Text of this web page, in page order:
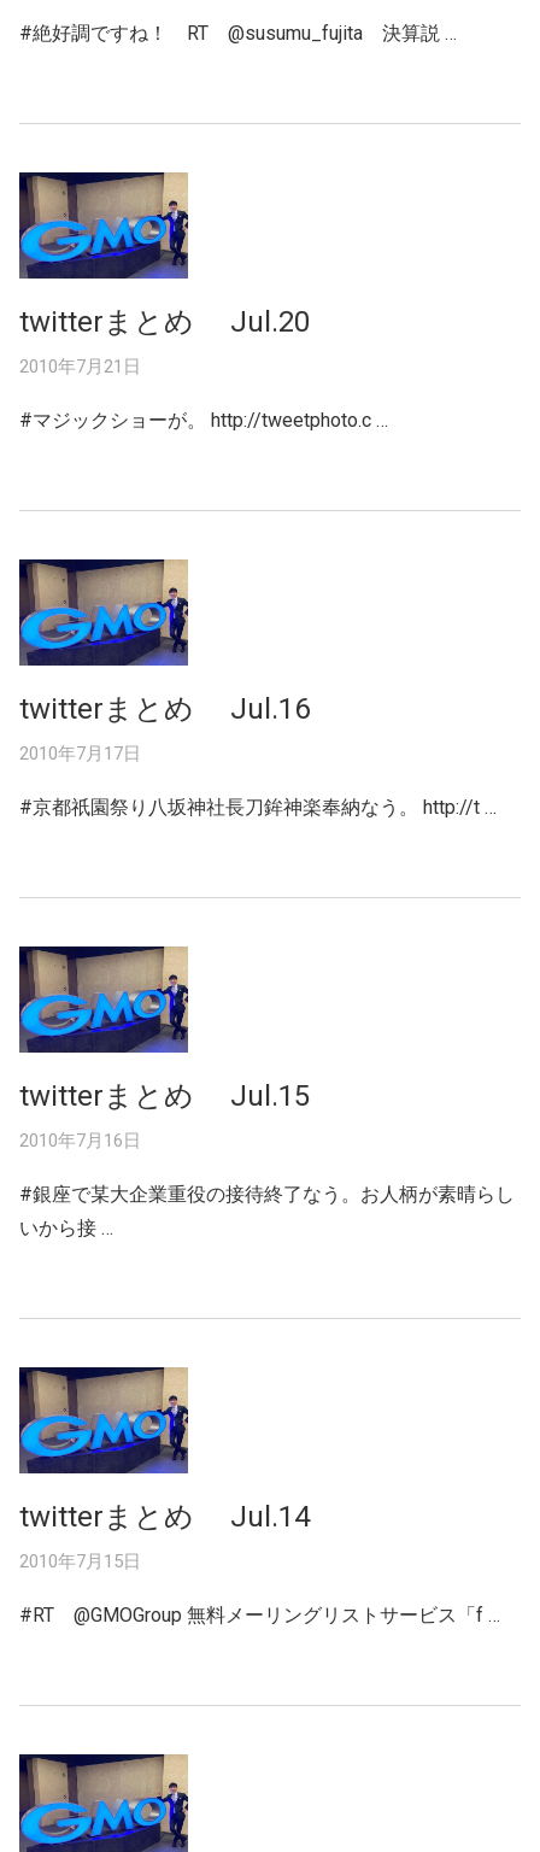
#絶好調ですね！ RT @susumu_fujita 決算説 …
twitterまとめ Jul.20
2010年7月21日
#マジックショーが。 http://tweetphoto.c …
twitterまとめ Jul.16
2010年7月17日
#京都祇園祭り八坂神社長刀鉾神楽奉納なう。 http://t …
twitterまとめ Jul.15
2010年7月16日
#銀座で某大企業重役の接待終了なう。お人柄が素晴らし
いから接 …
twitterまとめ Jul.14
2010年7月15日
#RT @GMOGroup 無料メーリングリストサービス「f …